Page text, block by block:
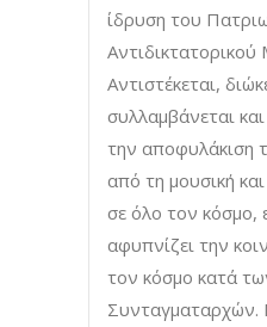
ίδρυση του
Αντιστέκεται,
συλλαμβάνεται
την αποφυλάκιση
από τη μουσική
σε όλο τον κόσμο,
αφυπνίζει την
τον κόσμο κατά
Συνταγματαρχών.